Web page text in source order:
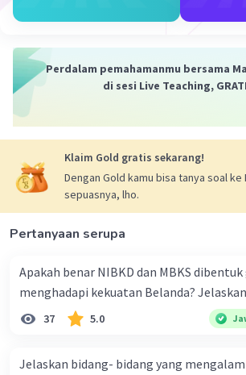
Perdalam pemahamanmu bersama
di sesi Live Teaching,
Klaim Gold gratis sekarang!
Dengan Gold kamu bisa tanya soal ke
sepuasnya, lho.
Pertanyaan serupa
Apakah benar NIBKD dan MBKS dibentuk
menghadapi kekuatan Belanda?
37 5.0
Jelaskan bidang- bidang yang